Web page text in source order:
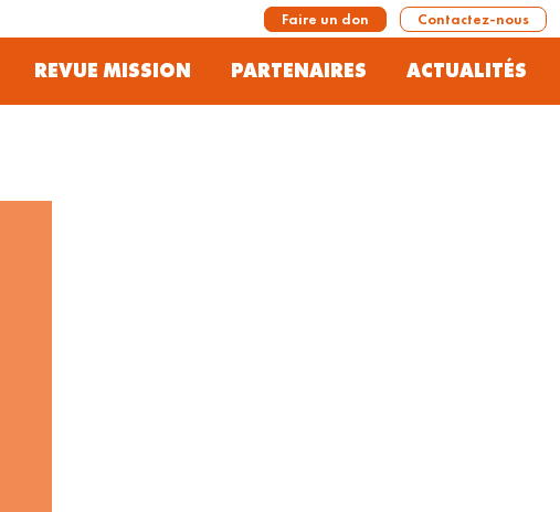
Faire un don Contactez-nous
REVUE MISSION PARTENAIRES ACTUALITÉS